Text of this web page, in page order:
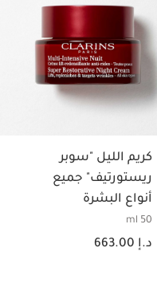
كريم الليل "سوبر
ريستورتيف" جميع
أنواع البشرة
50 ml
السعر الحالي هو د.إ 663.00
د.إ 663.00